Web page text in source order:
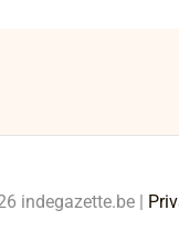
indegazette.be |